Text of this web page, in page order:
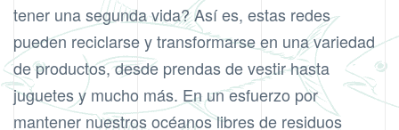
tener una segunda vida? Así es, estas redes
pueden reciclarse y transformarse en una variedad
de productos, desde prendas de vestir hasta
juguetes y mucho más. En un esfuerzo por
mantener nuestros océanos libres de residuos